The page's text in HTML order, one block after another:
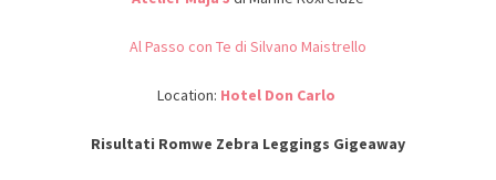
Al Passo con Te di Silvano Maistrello
Location: Hotel Don Carlo
Risultati Romwe Zebra Leggings Gigeaway